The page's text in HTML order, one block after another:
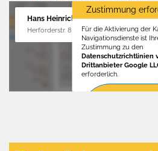
Hans Heinrichs GmbH
Herforderstr. 81, 32657 Lemgo
Zustimmung
Für die Aktivierung der
Navigationsdienste ist
Zustimmung zu den
Datenschutzrichtlinien
Drittanbieter Google
erforderlich.